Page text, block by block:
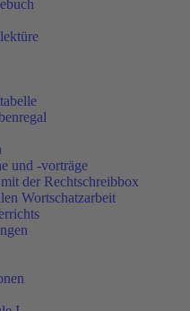
und -vorträge
der Rechtschreibbox
Wortschatzarbeit